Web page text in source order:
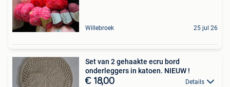
Willebroek 25 jul 26
Set van 2 gehaakte ecru bord
onderleggers in katoen. NIEUW !
€ 18,00 Details